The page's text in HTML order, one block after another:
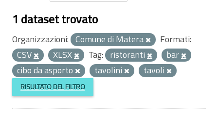
1 dataset trovato
Organizzazioni: Comune di Matera
Formati:
CSV
XLSX Tag: ristoranti
bar
cibo da asporto
tavolini tavoli
RISULTATO DEL FILTRO